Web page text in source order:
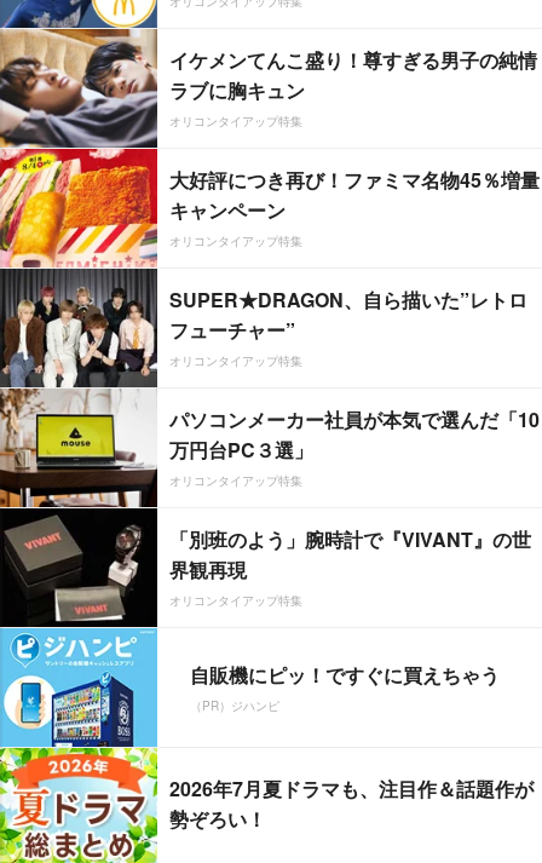
イケメンてんこ盛り！尊すぎる男子の純情
ラブに胸キュン
オリコンタイアップ特集
大好評につき再び！ファミマ名物45％増量
キャンペーン
オリコンタイアップ特集
SUPER★DRAGON、自ら描いた”レトロ
フューチャー”
オリコンタイアップ特集
パソコンメーカー社員が本気で選んだ「10
万円台PC３選」
オリコンタイアップ特集
「別班のよう」腕時計で『VIVANT』の世
界観再現
オリコンタイアップ特集
自販機にピッ！ですぐに買えちゃう
（PR）ジハンピ
2026年7月夏ドラマも、注目作＆話題作が
勢ぞろい！